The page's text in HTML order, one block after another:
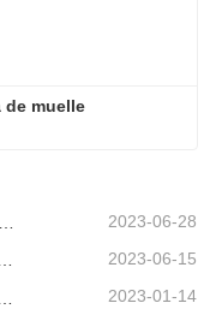
de muelle
2023-06-28
Fábrica de cuerdas-Centro comercial integral-Tai an Rope LTD 2023-06-15
2023-01-14